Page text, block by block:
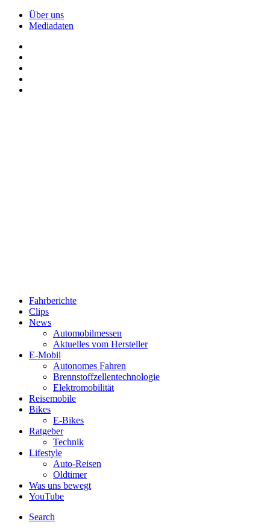
Über uns
Mediadaten
Fahrberichte
Clips
News
Automobilmessen
Aktuelles vom Hersteller
E-Mobil
Autonomes Fahren
Brennstoffzellentechnologie
Elektromobilität
Reisemobile
Bikes
E-Bikes
Ratgeber
Technik
Lifestyle
Auto-Reisen
Oldtimer
Was uns bewegt
YouTube
Search